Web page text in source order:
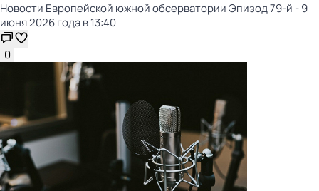
Новости Европейской южной обсерватории Эпизод 79-й - 9
июня 2026 года в 13:40
0